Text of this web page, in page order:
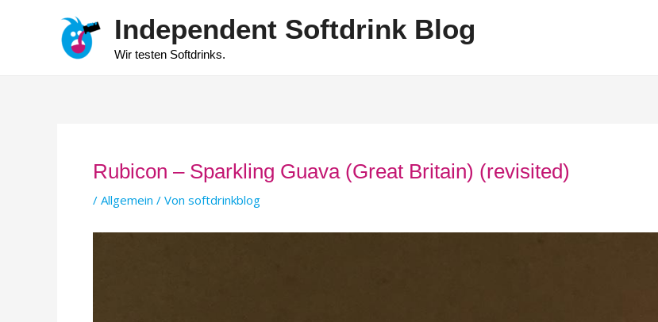
Independent Softdrink Blog
Wir testen Softdrinks.
Rubicon – Sparkling Guava (Great Britain) (revisited)
/ Allgemein / Von softdrinkblog